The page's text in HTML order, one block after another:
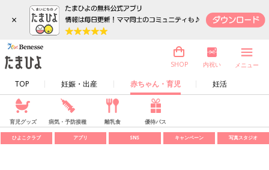
×
TOP 妊娠・出産 赤ちゃん・育児 妊活
SHOP 内祝い メニュー
育児グッズ 病気・予防接種 離乳食 優待パス
ひよこクラブ アプリ SNS キャンペーン 写真スタジオ